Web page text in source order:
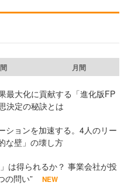
月間
最大化に貢献する「進化版FP
決定の秘訣とは
ションを加速する。4人のリー
な壁」の壊し方
は得られるか？ 事業会社が投
の問い”
NEW